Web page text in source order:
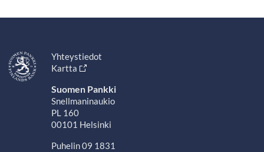
Yhteystiedot
Kartta
Suomen Pankki
Snellmaninaukio
PL 160
00101 Helsinki
Puhelin 09 1831